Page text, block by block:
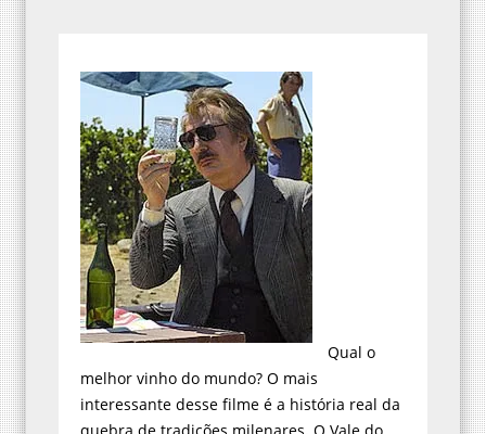
Qual o
melhor vinho do mundo? O mais
interessante desse filme é a história real da